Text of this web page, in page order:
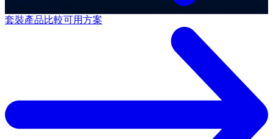
套裝產品比較可用方案